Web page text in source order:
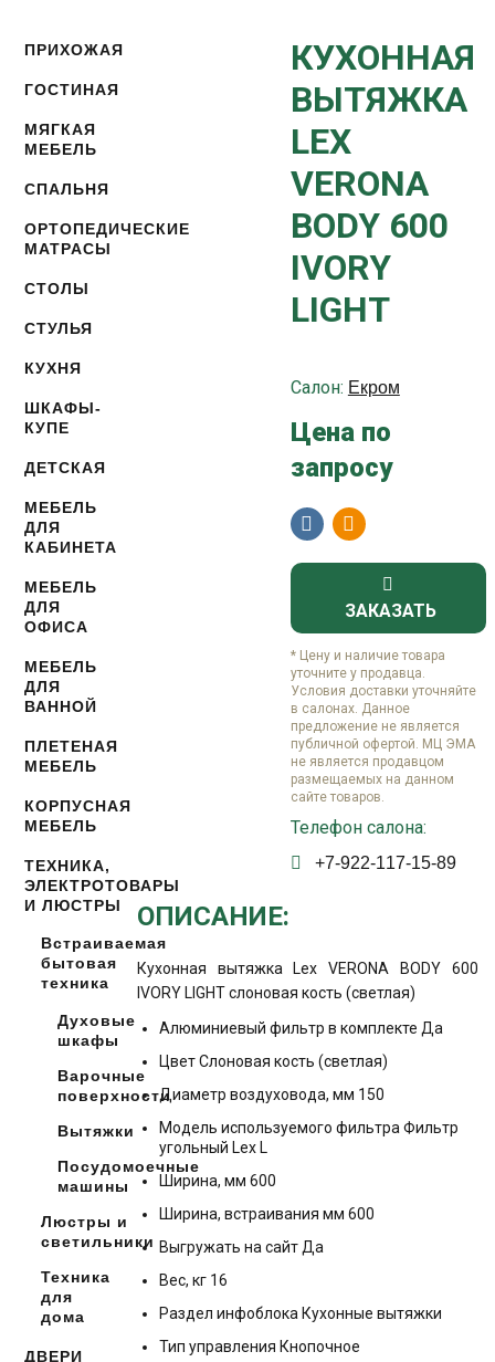
ПРИХОЖАЯ
ГОСТИНАЯ
МЯГКАЯ
МЕБЕЛЬ
СПАЛЬНЯ
ОРТОПЕДИЧЕСКИЕ
МАТРАСЫ
СТОЛЫ
СТУЛЬЯ
КУХНЯ
ШКАФЫ-
КУПЕ
ДЕТСКАЯ
МЕБЕЛЬ
ДЛЯ
КАБИНЕТА
МЕБЕЛЬ
ДЛЯ
ОФИСА
МЕБЕЛЬ
ДЛЯ
ВАННОЙ
ПЛЕТЕНАЯ
МЕБЕЛЬ
КОРПУСНАЯ
МЕБЕЛЬ
ТЕХНИКА,
ЭЛЕКТРОТОВАРЫ
И ЛЮСТРЫ
Встраиваемая
бытовая
техника
Духовые
шкафы
Варочные
поверхности
Вытяжки
Посудомоечные
машины
Люстры и
светильники
Техника
для
дома
ДВЕРИ
КУХОННАЯ
ВЫТЯЖКА
LEX
VERONA
BODY 600
IVORY
LIGHT
Салон: Екром
Цена по
запросу
ЗАКАЗАТЬ
* Цену и наличие товара
уточните у продавца.
Условия доставки уточняйте
в салонах. Данное
предложение не является
публичной офертой. МЦ ЭМА
не является продавцом
размещаемых на данном
сайте товаров.
Телефон салона:
+7-922-117-15-89
ОПИСАНИЕ:
Кухонная вытяжка Lex VERONA BODY 600
IVORY LIGHT слоновая кость (светлая)
Алюминиевый фильтр в комплекте Да
Цвет Слоновая кость (светлая)
Диаметр воздуховода, мм 150
Модель используемого фильтра Фильтр
угольный Lex L
Ширина, мм 600
Ширина, встраивания мм 600
Выгружать на сайт Да
Вес, кг 16
Раздел инфоблока Кухонные вытяжки
Тип управления Кнопочное